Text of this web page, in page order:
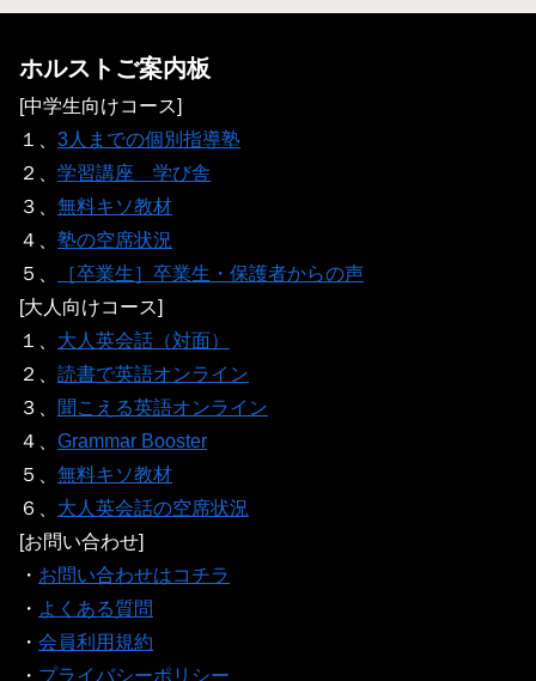
ホルストご案内板
[中学生向けコース]
１、 3人までの個別指導塾
２、 学習講座 学び舎
３、 無料キソ教材
４、 塾の空席状況
５、
［卒業生］卒業生・保護者からの声
[大人向けコース]
１、 大人英会話（対面）
２、 読書で英語オンライン
３、
聞こえる英語オンライン
４、 Grammar Booster
５、 無料キソ教材
６、 大人英会話の空席状況
[お問い合わせ]
・ お問い合わせはコチラ
・ よくある質問
・ 会員利用規約
・ プライバシーポリシー